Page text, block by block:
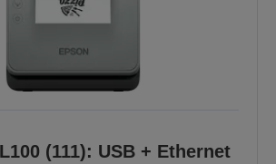
(111): USB + Ethernet